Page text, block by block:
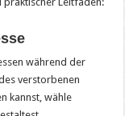
während der
verstorbenen
kannst, wähle